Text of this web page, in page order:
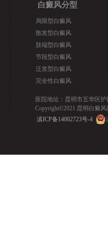
白癜风分型
局限型白癜风
散发型白癜风
肢端型白癜风
节段型白癜风
泛发型白癜风
完全性白癜风
医院地址：昆明市五华区护
Copyright©2021 昆明白癜风
滇ICP备14002723号-4